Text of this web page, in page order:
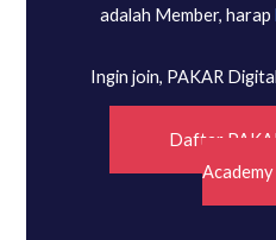
adalah Member, harap
Ingin join, PAKAR
Daftar
Academy